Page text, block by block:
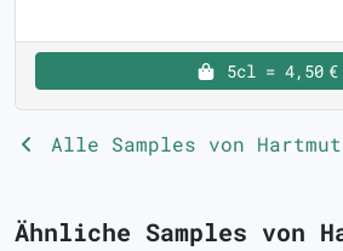
5cl = 4,50 €
Alle Samples von Hartmut
Ähnliche Samples von